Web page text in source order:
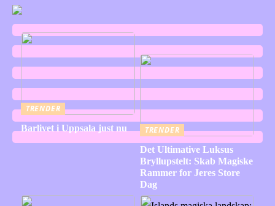
TRENDER
Barlivet i Uppsala just nu
TRENDER
Det Ultimative Luksus
Bryllupstelt: Skab Magiske
Rammer for Jeres Store
Dag